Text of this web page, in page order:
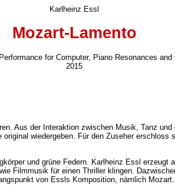
Karlheinz Essl
Mozart-Lamento
for Computer, Piano Resonances and
2015
Aus der Interaktion zwischen Musik, Tanz
wiedergeben. Für den Zuseher
und grüne Federn. Karlheinz Essl
Filmmusik für einen Thriller klingen.
von Essls Komposition, nämlich Mozart.